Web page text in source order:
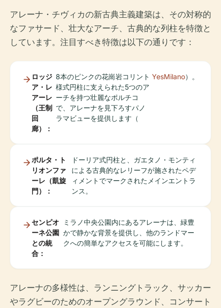
アレーナ・チヴィカの新古典主義建築は、その対称的
なファサード、壮大なアーチ、古典的な列柱を特徴と
しています。注目すべき特徴は以下の通りです：
ロッジ
ア・レ
アーレ
（王制
回
廊）：
8本のピンクの花崗岩コリント
様式円柱に支えられた5つのア
ーチを持つ壮麗なポルチコ
で、アレーナを見下ろすパノ
ラマビューを提供します（
YesMilano）。
ポルタ・ト
リオンファ
ーレ（凱旋
門）：
ドーリア式円柱と、ガエタノ・モンティ
による古典的なレリーフが施されたペデ
ィメントでマークされたメインエントラ
ンス。
センピオ
ーネ公園
との統
合：
ミラノ中央公園内にあるアレーナは、緑豊
かで静かな背景を提供し、他のランドマー
クへの簡単なアクセスを可能にします。
アレーナの多様性は、ランニングトラック、サッカー
やラグビーのためのオープングラウンド、コンサート